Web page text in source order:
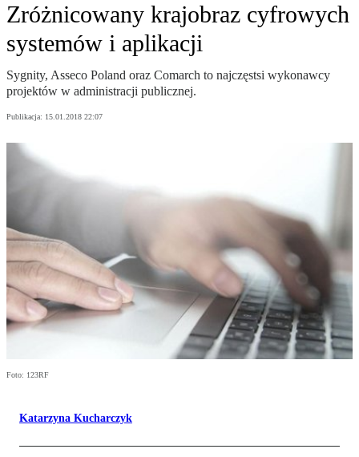
Zróżnicowany krajobraz cyfrowych
systemów i aplikacji
Sygnity, Asseco Poland oraz Comarch to najczęstsi wykonawcy
projektów w administracji publicznej.
Publikacja: 15.01.2018 22:07
Foto: 123RF
Katarzyna Kucharczyk